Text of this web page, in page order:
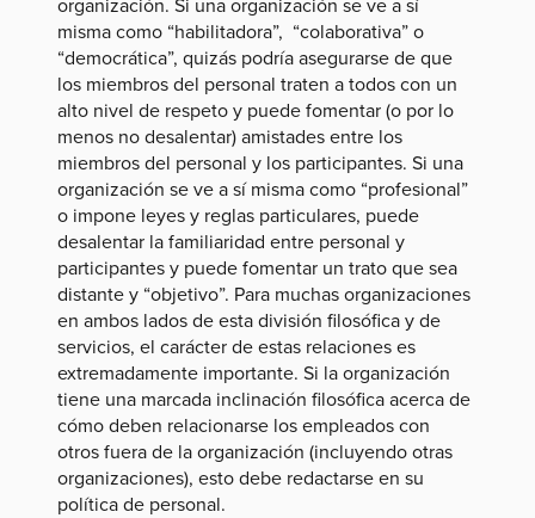
misma como “habilitadora”, “colaborativa” o
“democrática”, quizás podría asegurarse de que
los miembros del personal traten a todos con un
alto nivel de respeto y puede fomentar (o por lo
menos no desalentar) amistades entre los
miembros del personal y los participantes. Si una
organización se ve a sí misma como “profesional”
o impone leyes y reglas particulares, puede
desalentar la familiaridad entre personal y
participantes y puede fomentar un trato que sea
distante y “objetivo”. Para muchas organizaciones
en ambos lados de esta división filosófica y de
servicios, el carácter de estas relaciones es
extremadamente importante. Si la organización
tiene una marcada inclinación filosófica acerca de
cómo deben relacionarse los empleados con
otros fuera de la organización (incluyendo otras
organizaciones), esto debe redactarse en su
política de personal.